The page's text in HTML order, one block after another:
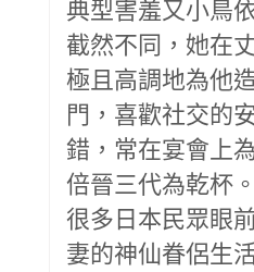
典型害羞又小鳥
截然不同，她在
極且高調地為他
門，喜歡社交的
錯，常在宴會上
倍晉三代為乾杯
很多日本民眾眼
妻的神仙眷侶生